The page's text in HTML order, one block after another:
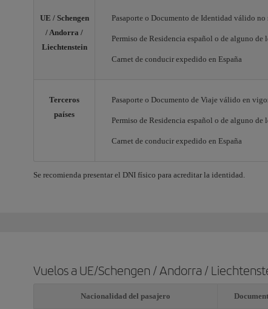
UE / Schengen
/ Andorra /
Liechtenstein
Pasaporte o Documento de Identidad válido no
Permiso de Residencia español o de alguno de
Carnet de conducir expedido en España
Terceros
países
Pasaporte o Documento de Viaje válido en
Permiso de Residencia español o de alguno de
Carnet de conducir expedido en España
Se recomienda presentar el DNI físico para acreditar la identidad.
Vuelos a UE/Schengen / Andorra /
Nacionalidad del pasajero